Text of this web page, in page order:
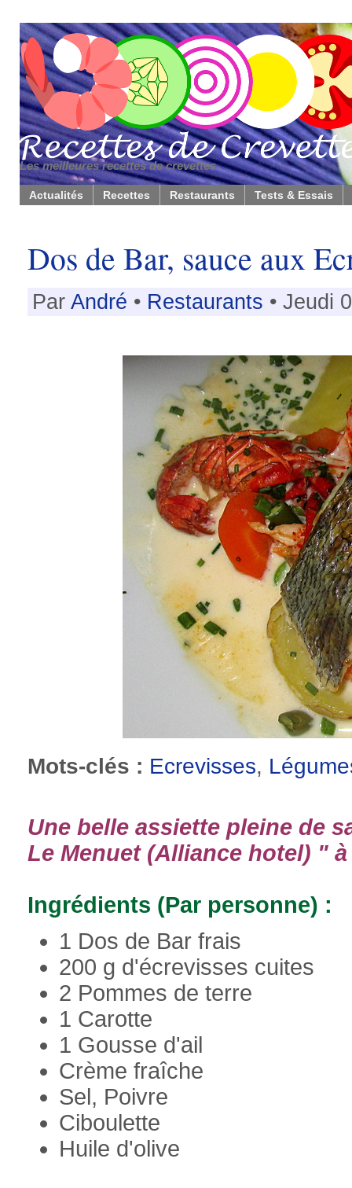
Les meilleures recettes de crevettes
Actualités Recettes Restaurants Tests & Essais
Dos de Bar, sauce aux
Par André • Restaurants • Jeudi
Mots-clés : Ecrevisses,
Une belle assiette pleine de
Le Menuet (Alliance hotel) "
Ingrédients (Par personne) :
1 Dos de Bar frais
200 g d'écrevisses cuites
2 Pommes de terre
1 Carotte
1 Gousse d'ail
Crème fraîche
Sel, Poivre
Ciboulette
Huile d'olive